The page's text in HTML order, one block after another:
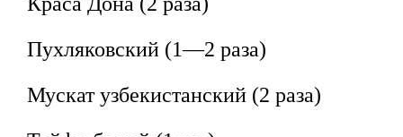
Пухляковский (1—2 раза)
Мускат узбекистанский (2 раза)